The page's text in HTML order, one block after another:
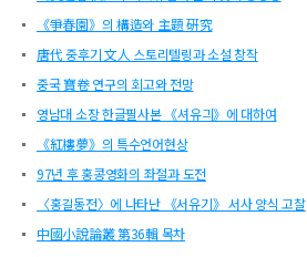
《爭春園》의 構造와 主題 硏究
唐代 중후기 文人 스토리텔링과 소설 창작
중국 寶卷 연구의 회고와 전망
영남대 소장 한글필사본 《셔유긔》에 대하여
《紅樓夢》의 특수언어현상
97년 후 홍콩영화의 좌절과 도전
〈홍길동전〉에 나타난 《서유기》 서사 양식 고찰
中國小說論叢 第36輯 목차